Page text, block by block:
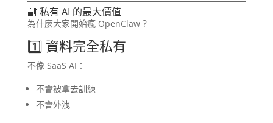
🔐 私有 AI 的最大價值
為什麼大家開始瘋 OpenClaw？
1️⃣ 資料完全私有
不像 SaaS AI：
不會被拿去訓練
不會外洩